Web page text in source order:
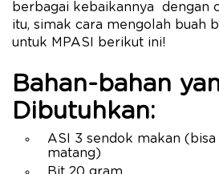
berbagai kebaikannya dengan
itu, simak cara mengolah buah
untuk MPASI berikut ini!
Bahan-bahan
Dibutuhkan:
ASI 3 sendok makan
matang)